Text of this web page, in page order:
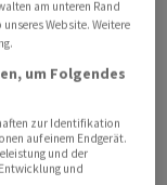
Verzinsung
im
mehr als 7
am unteren Rand
Website. Weitere
um Folgendes
zur Identifikation
auf einem Endgerät.
und der
und